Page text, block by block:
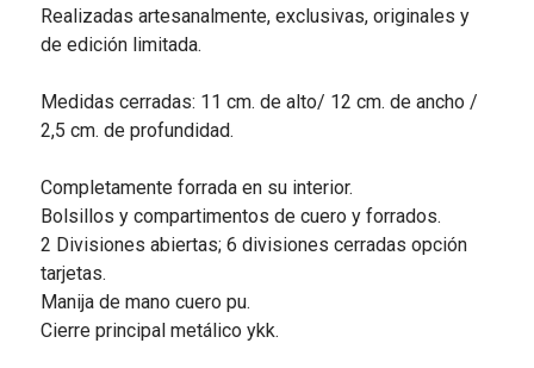
Realizadas artesanalmente, exclusivas, originales y
de edición limitada.
Medidas cerradas: 11 cm. de alto/ 12 cm. de ancho /
2,5 cm. de profundidad.
Completamente forrada en su interior.
Bolsillos y compartimentos de cuero y forrados.
2 Divisiones abiertas; 6 divisiones cerradas opción
tarjetas.
Manija de mano cuero pu.
Cierre principal metálico ykk.